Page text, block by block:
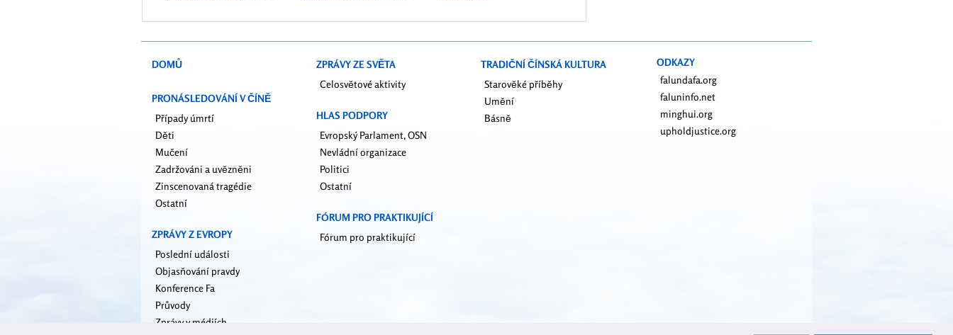
režimem zněly
Číny
DOMŮ
PRONÁSLEDOVÁNÍ V ČÍNĚ
Případy úmrtí
Děti
Mučení
Zadržováni a uvězněni
Zinscenovaná tragédie
Ostatní
ZPRÁVY Z EVROPY
Poslední události
Objasňování pravdy
Konference Fa
Průvody
Zprávy v médiích
ZPRÁVY ZE SVĚTA
Celosvětové aktivity
HLAS PODPORY
Evropský Parlament, OSN
Nevládní organizace
Politici
Ostatní
FÓRUM PRO PRAKTIKUJÍCÍ
Fórum pro praktikující
TRADIČNÍ ČÍNSKÁ KULTURA
Starověké příběhy
Umění
Básně
ODKAZY
falundafa.org
faluninfo.net
minghui.org
upholdjustice.org